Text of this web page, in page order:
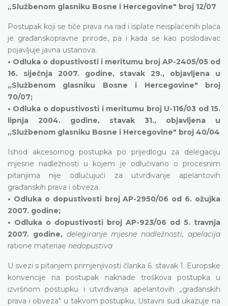
„Službenom glasniku Bosne i Hercegovine" broj 12/07
Postupak koji se tiče prava na rad i isplate neisplaćenih plaća
je građanskopravne prirode, pa i kada se kao poslodavac
pojavljuje javna ustanova.
• Odluka o dopustivosti i meritumu broj AP-2405/05 od
16. siječnja 2007. godine, stavak 29., objavljena u
„Službenom glasniku Bosne i Hercegovine" broj
70/07;
• Odluka o dopustivosti i meritumu broj U-116/03 od 15.
lipnja 2004. godine, stavak 31., objavljena u
„Službenom glasniku Bosne i Hercegovine" broj 40/04
Ishod akcesornog postupka po prijedlogu za delegaciju
mjesne nadležnosti u kojem je odlučivano o procesnim
pitanjima nije odlučujući za utvrđivanje apelantovih
građanskih prava i obveza.
• Odluka o dopustivosti broj AP-2950/06 od 6. ožujka
2007. godine;
• Odluka o dopustivosti broj AP-923/06 od 5. travnja
2007. godine, delegiranje mjesne nadležnosti, apelacija
ratione materiae nedopustiva
U svezi s pitanjem primjenjivosti članka 6. stavak 1. Europske
konvencije na postupak naknade troškova postupka u
izvršnom postupku i utvrđivanja apelantovih „građanskih
prava i obveza" u takvom postupku, Ustavni sud ukazuje na